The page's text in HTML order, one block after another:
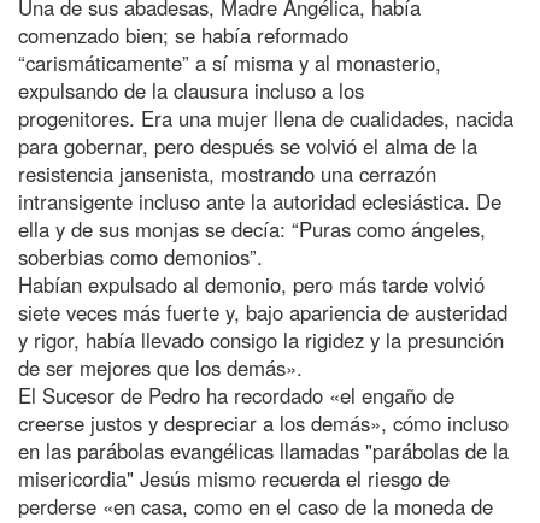
Una de sus abadesas, Madre Angélica, había
comenzado bien; se había reformado
“carismáticamente” a sí misma y al monasterio,
expulsando de la clausura incluso a los
progenitores. Era una mujer llena de cualidades, nacida
para gobernar, pero después se volvió el alma de la
resistencia jansenista, mostrando una cerrazón
intransigente incluso ante la autoridad eclesiástica. De
ella y de sus monjas se decía: “Puras como ángeles,
soberbias como demonios”.
Habían expulsado al demonio, pero más tarde volvió
siete veces más fuerte y, bajo apariencia de austeridad
y rigor, había llevado consigo la rigidez y la presunción
de ser mejores que los demás».
El Sucesor de Pedro ha recordado «el engaño de
creerse justos y despreciar a los demás», cómo incluso
en las parábolas evangélicas llamadas "parábolas de la
misericordia" Jesús mismo recuerda el riesgo de
perderse «en casa, como en el caso de la moneda de